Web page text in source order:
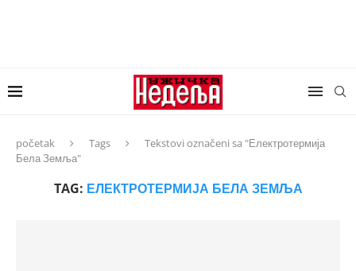
početak Tags
Tekstovi označeni sa "Електротермија
Бела Земља"
TAG: ЕЛЕКТРОТЕРМИЈА БЕЛА ЗЕМЉА